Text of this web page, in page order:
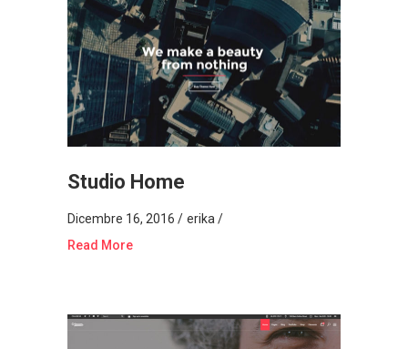
Studio Home
Dicembre 16, 2016
erika
Read More